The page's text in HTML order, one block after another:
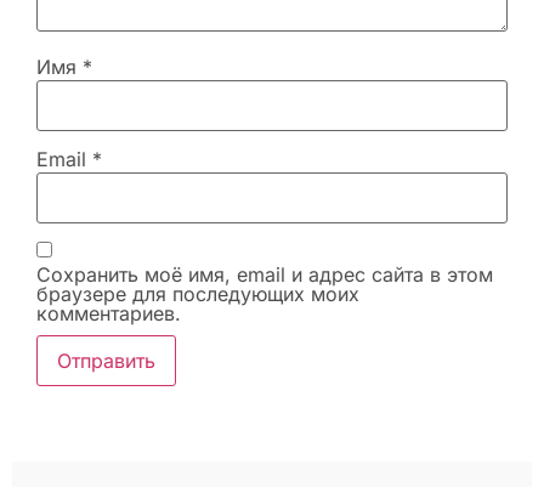
Имя *
Email *
Сохранить моё имя, email и адрес сайта в этом
браузере для последующих моих
комментариев.